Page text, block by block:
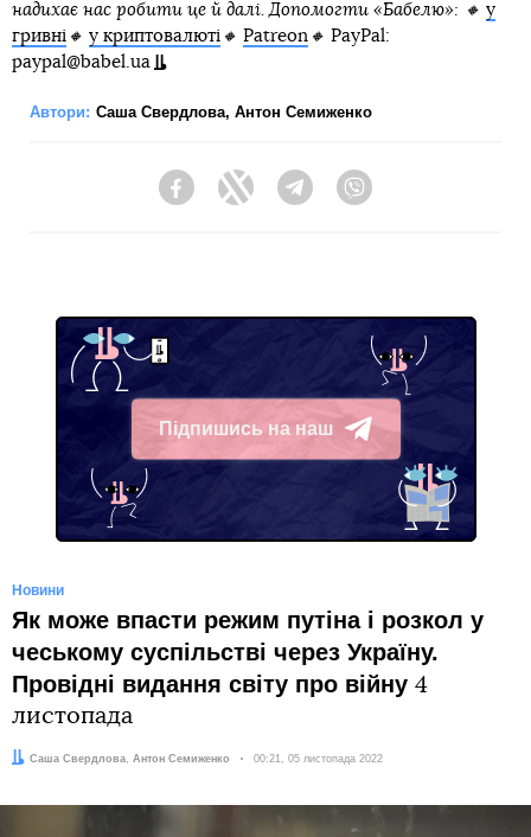
надихає нас робити це й далі. Допомогти «Бабелю»: 🔸 у
гривні 🔸 у криптовалюті 🔸 Patreon 🔸 PayPal:
paypal@babel.ua
Автори: Саша Свердлова, Антон Семиженко
FacebookTwitter Telegram
Підпишись на наш
Telegram
Новини
Як може впасти режим путіна і розкол у
чеському суспільстві через Україну.
Провідні видання світу про війну 4
листопада
Автори:
Саша Свердлова, Антон Семиженко Дата:
00:21, 05 листопада 2022